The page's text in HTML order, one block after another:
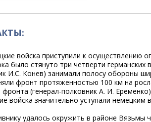
войска приступили к осуществлению
было стянуто три четверти
И.С. Конев) занимали полосу обороны
фронт протяженностью 100 км на
фронта (генерал-полковник А. И.
войска значительно уступали
удалось окружить в районе